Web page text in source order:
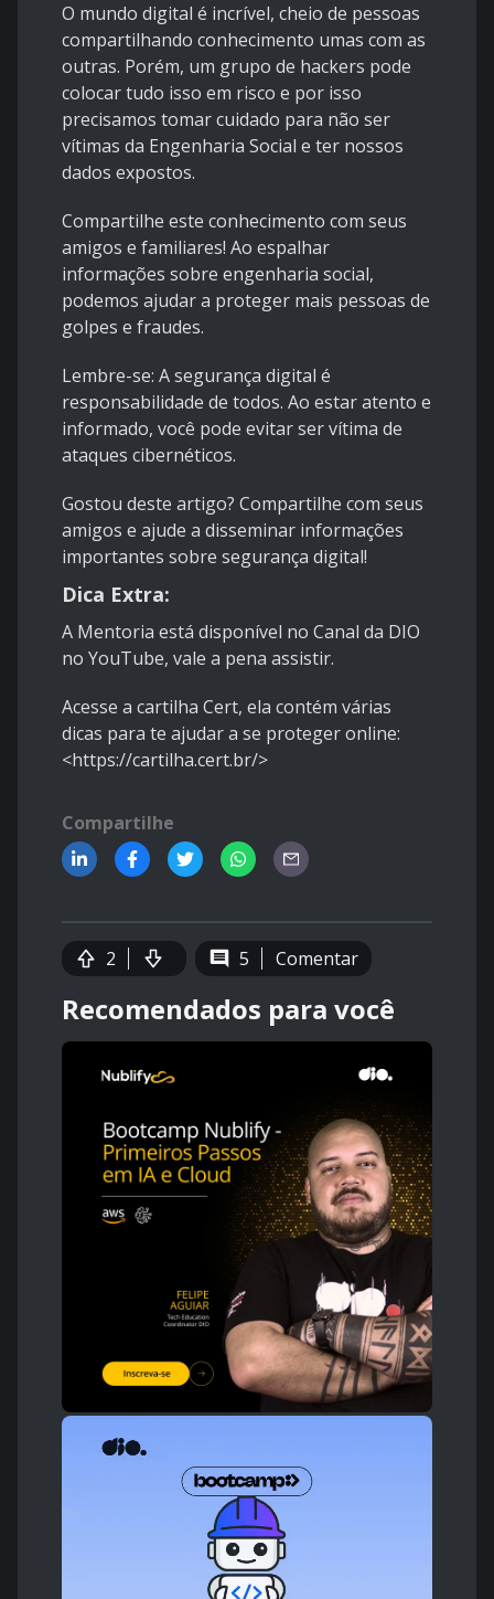
O mundo digital é incrível, cheio de pessoas
compartilhando conhecimento umas com as
outras. Porém, um grupo de hackers pode
colocar tudo isso em risco e por isso
precisamos tomar cuidado para não ser
vítimas da Engenharia Social e ter nossos
dados expostos.
Compartilhe este conhecimento com seus
amigos e familiares! Ao espalhar
informações sobre engenharia social,
podemos ajudar a proteger mais pessoas de
golpes e fraudes.
Lembre-se: A segurança digital é
responsabilidade de todos. Ao estar atento e
informado, você pode evitar ser vítima de
ataques cibernéticos.
Gostou deste artigo? Compartilhe com seus
amigos e ajude a disseminar informações
importantes sobre segurança digital!
Dica Extra:
A Mentoria está disponível no Canal da DIO
no YouTube, vale a pena assistir.
Acesse a cartilha Cert, ela contém várias
dicas para te ajudar a se proteger online:
<https://cartilha.cert.br/>
Compartilhe
2 5 Comentar
Recomendados para você